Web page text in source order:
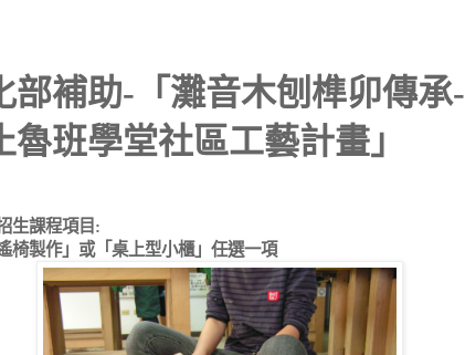
部補助- 「灘音木刨榫卯傳承-
魯班學堂社區工藝計畫」
生課程項目 :
椅製作」或「桌上型小櫃」任選一項